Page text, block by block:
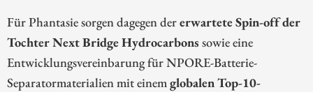
Für Phantasie sorgen dagegen dererwartete Spin-off der
Tochter Next Bridge Hydrocarbons sowie eine
Entwicklungsvereinbarung für NPORE-Batterie-
Separatormaterialien mit einemglobalen Top-10-